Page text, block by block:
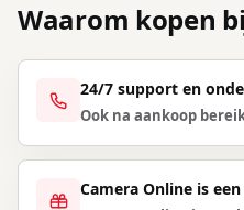
Waarom kopen
24/7 support en
Ook na aankoop
Camera Online is